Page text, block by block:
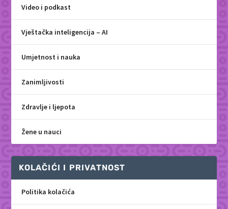
Video i podkast
Vještačka inteligencija – AI
Umjetnost i nauka
Zanimljivosti
Zdravlje i ljepota
Žene u nauci
KOLAČIĆI I PRIVATNOST
Politika kolačića